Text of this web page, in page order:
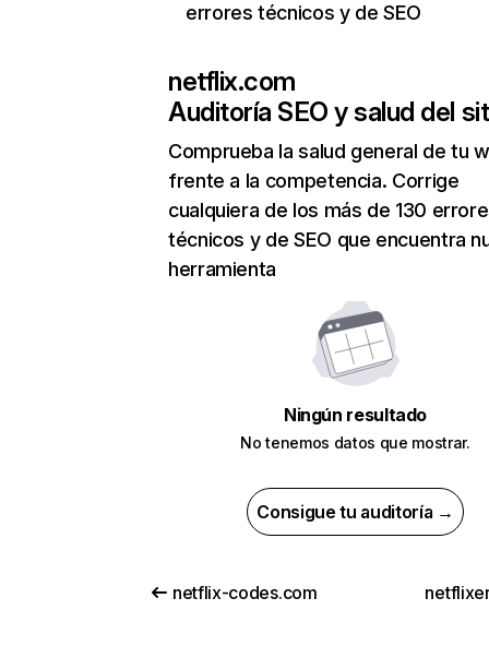
errores técnicos y de SEO
netflix.com
Auditoría SEO y salud del
Comprueba la salud general de tu
frente a la competencia. Corrige
cualquiera de los más de 130
técnicos y de SEO que encuentra
herramienta
Ningún resultado
No tenemos datos que mostrar.
Consigue tu auditoría →
netflix-codes.com